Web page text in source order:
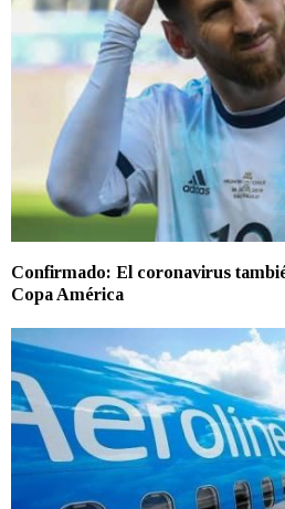
Confirmado: El coronavirus
Copa América